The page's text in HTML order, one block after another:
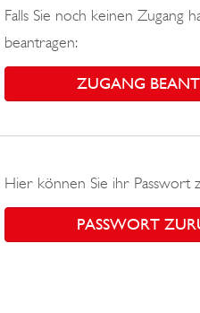
Falls Sie noch keinen Zugang
beantragen:
ZUGANG
Hier können Sie ihr Passwort
PASSWORT